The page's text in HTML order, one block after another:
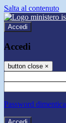
Salta al contenuto
Accedi
Accedi
button close ×
Password